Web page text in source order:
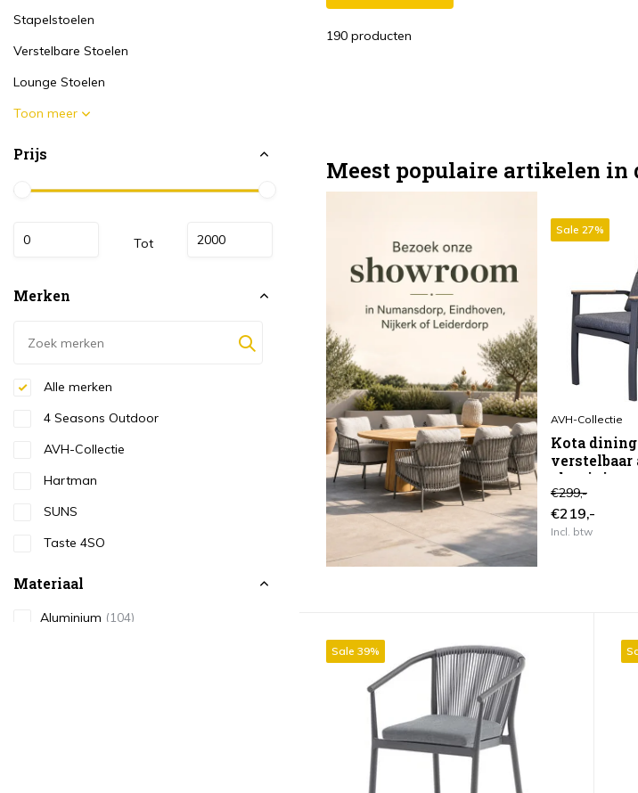
Stapelstoelen
Verstelbare Stoelen
Lounge Stoelen
Toon meer
Prijs
Tot
Merken
Alle merken
4 Seasons Outdoor
AVH-Collectie
Hartman
SUNS
Taste 4SO
Materiaal
Aluminium (104)
190 producten
Meest populaire artikelen in
Sale 27%
AVH-Collectie
Kota
verstelbaar
aluminium
€299,-
€219,-
Incl. btw
Sale 39%